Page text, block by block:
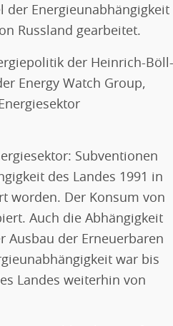
der Energieunabhängigkeit
Russland gearbeitet.
der Heinrich-Böll-
Energy Watch Group,
Subventionen
des Landes 1991 in
worden. Der Konsum von
Auch die Abhängigkeit
Ausbau der Erneuerbaren
war bis
Landes weiterhin von